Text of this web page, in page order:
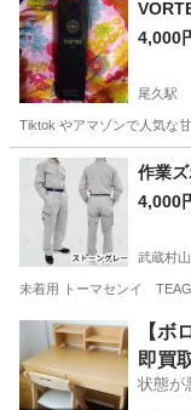
4,000
尾久駅
Tiktok やアマゾンで人気な
東京 北区 尾久駅
作業
4,000
武蔵村
未着用 トーマセンイ
東京 武蔵村山市【ボ
即買
状態が